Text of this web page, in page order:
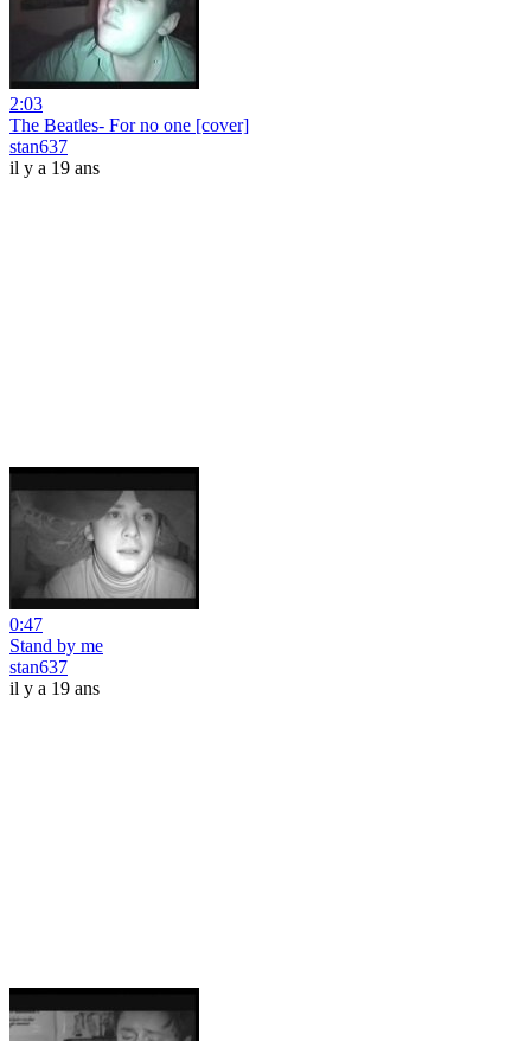
2:03
The Beatles- For no one [cover]
stan637
il y a 19 ans
0:47
Stand by me
stan637
il y a 19 ans